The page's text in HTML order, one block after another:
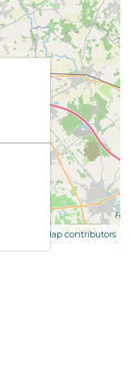
OpenStreetMap contributors